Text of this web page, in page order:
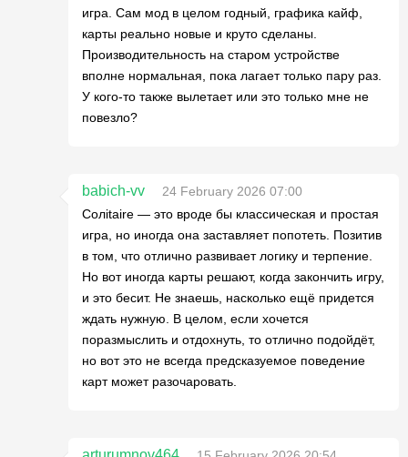
игра. Сам мод в целом годный, графика кайф,
карты реально новые и круто сделаны.
Производительность на старом устройстве
вполне нормальная, пока лагает только пару раз.
У кого-то также вылетает или это только мне не
повезло?
babich-vv
24 February 2026 07:00
Солitaire — это вроде бы классическая и простая
игра, но иногда она заставляет попотеть. Позитив
в том, что отлично развивает логику и терпение.
Но вот иногда карты решают, когда закончить игру,
и это бесит. Не знаешь, насколько ещё придется
ждать нужную. В целом, если хочется
поразмыслить и отдохнуть, то отлично подойдёт,
но вот это не всегда предсказуемое поведение
карт может разочаровать.